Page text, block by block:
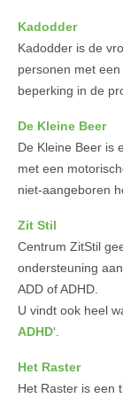
Kadodder
Kadodder is de
personen met
beperking in de
De Kleine Beer
De Kleine Beer is
met een
niet-aangeboren
Zit Stil
Centrum ZitStil
ondersteuning
ADD of ADHD.
U vindt ook heel
ADHD‘.
Het Raster
Het Raster is een